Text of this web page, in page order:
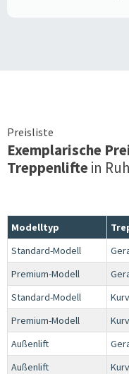
Preisliste
Exemplarische
Treppenliftein
Modelltyp
Standard-Modell
Premium-Modell
Standard-Modell
Premium-Modell
Außenlift
Außenlift